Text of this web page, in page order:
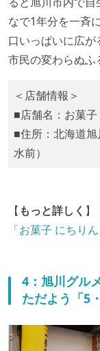
なで1年分を一斉
口いっぱいに広
市民の変わらぬふ
＜店舗情報＞
■店舗名：お菓
■住所：北海道
水前）
【 もっと詳しく 】
「お菓子 にちり
4：旭川グル
ただよう「5